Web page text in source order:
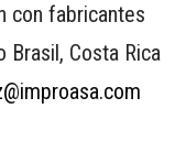
con fabricantes
Costa Rica